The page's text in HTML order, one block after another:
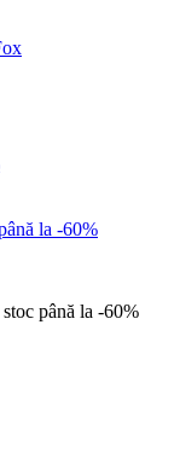
la -60%
până la -60%